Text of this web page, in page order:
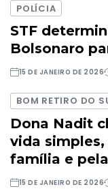
POLÍCIA
STF
Bolsonaro
15 DE JANEIRO DE 2026
BOM RETIRO DO
Dona Nadit
vida
família e
15 DE JANEIRO DE 2026